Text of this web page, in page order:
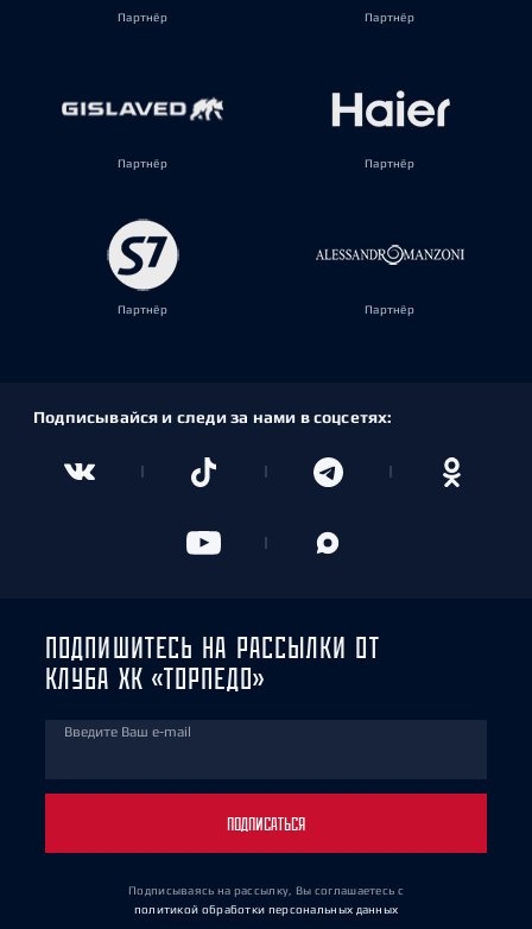
Партнёр Партнёр
Партнёр Партнёр
Партнёр Партнёр
Подписывайся и следи за нами в соцсетях:
ПОДПИШИТЕСЬ НА РАССЫЛКИ ОТ
КЛУБА ХК «ТОРПЕДО»
Введите Ваш e-mail
ПОДПИСАТЬСЯ
Подписываясь на рассылку, Вы соглашаетесь с
политикой обработки персональных данных